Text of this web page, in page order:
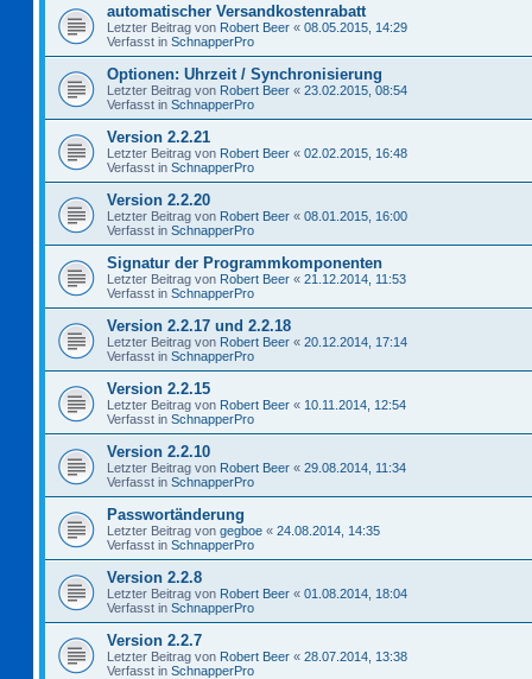
automatischer Versandkostenrabatt
Letzter Beitrag von Robert Beer « 08.05.2015, 14:29
Verfasst in SchnapperPro
Optionen: Uhrzeit / Synchronisierung
Letzter Beitrag von Robert Beer « 23.02.2015, 08:54
Verfasst in SchnapperPro
Version 2.2.21
Letzter Beitrag von Robert Beer « 02.02.2015, 16:48
Verfasst in SchnapperPro
Version 2.2.20
Letzter Beitrag von Robert Beer « 08.01.2015, 16:00
Verfasst in SchnapperPro
Signatur der Programmkomponenten
Letzter Beitrag von Robert Beer « 21.12.2014, 11:53
Verfasst in SchnapperPro
Version 2.2.17 und 2.2.18
Letzter Beitrag von Robert Beer « 20.12.2014, 17:14
Verfasst in SchnapperPro
Version 2.2.15
Letzter Beitrag von Robert Beer « 10.11.2014, 12:54
Verfasst in SchnapperPro
Version 2.2.10
Letzter Beitrag von Robert Beer « 29.08.2014, 11:34
Verfasst in SchnapperPro
Passwortänderung
Letzter Beitrag von gegboe « 24.08.2014, 14:35
Verfasst in SchnapperPro
Version 2.2.8
Letzter Beitrag von Robert Beer « 01.08.2014, 18:04
Verfasst in SchnapperPro
Version 2.2.7
Letzter Beitrag von Robert Beer « 28.07.2014, 13:38
Verfasst in SchnapperPro